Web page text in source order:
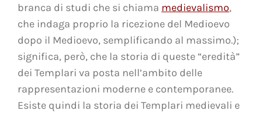
branca di studi che si chiama medievalismo,
che indaga proprio la ricezione del Medioevo
dopo il Medioevo, semplificando al massimo.);
significa, però, che la storia di queste “eredità”
dei Templari va posta nell’ambito delle
rappresentazioni moderne e contemporanee.
Esiste quindi la storia dei Templari medievali e